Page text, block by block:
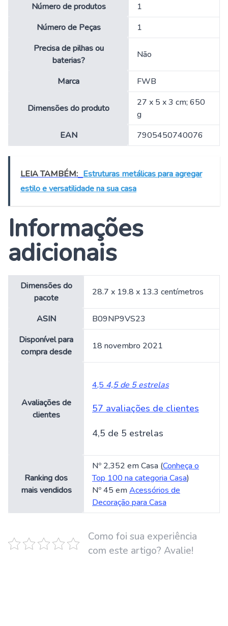
Número de produtos
‎1
Número de Peças
‎1
Precisa de pilhas ou
baterias?
‎Não
Marca ‎FWB
Dimensões do produto
‎27 x 5 x 3 cm; 650
g
EAN
‎7905450740076
LEIA TAMBÉM: Estruturas metálicas para agregar
estilo e versatilidade na sua casa
Informações
adicionais
Dimensões do
pacote
28.7 x 19.8 x 13.3 centímetros
ASIN
B09NP9VS23
Disponível para
compra desde
18 novembro 2021
Avaliações de
clientes
4,5 4,5 de 5 estrelas
57 avaliações de clientes
4,5 de 5 estrelas
Ranking dos
mais vendidos
Nº 2,352 em Casa (Conheça o
Top 100 na categoria Casa)
Nº 45 emAcessórios de
Decoração para Casa
Como foi sua experiência
com este artigo? Avalie!